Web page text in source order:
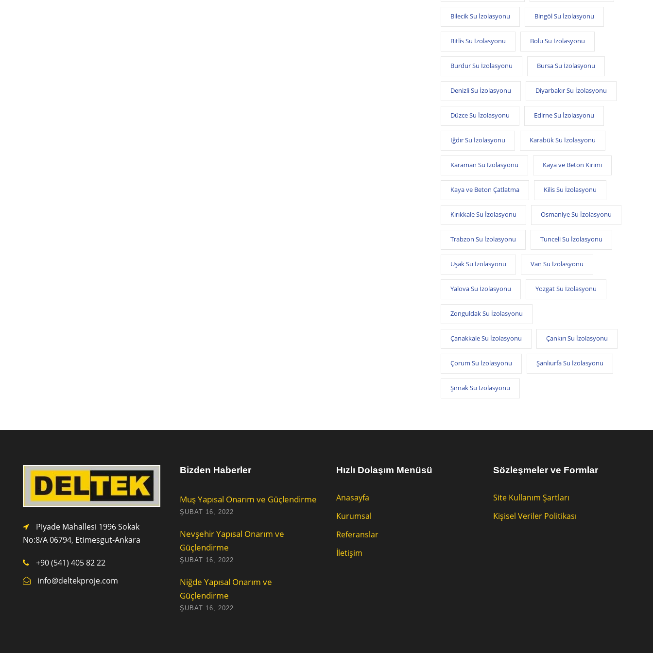
Bilecik Su İzolasyonu Bingöl Su İzolasyonu
Bitlis Su İzolasyonu Bolu Su İzolasyonu
Burdur Su İzolasyonu Bursa Su İzolasyonu
Denizli Su İzolasyonu Diyarbakır Su İzolasyonu
Düzce Su İzolasyonu Edirne Su İzolasyonu
Iğdır Su İzolasyonu Karabük Su İzolasyonu
Karaman Su İzolasyonu Kaya ve Beton Kırımı
Kaya ve Beton Çatlatma Kilis Su İzolasyonu
Kırıkkale Su İzolasyonu Osmaniye Su İzolasyonu
Trabzon Su İzolasyonu Tunceli Su İzolasyonu
Uşak Su İzolasyonu Van Su İzolasyonu
Yalova Su İzolasyonu Yozgat Su İzolasyonu
Zonguldak Su İzolasyonu
Çanakkale Su İzolasyonu Çankırı Su İzolasyonu
Çorum Su İzolasyonu Şanlıurfa Su İzolasyonu
Şırnak Su İzolasyonu
Piyade Mahallesi 1996 Sokak
No:8/A 06794, Etimesgut-Ankara
+90 (541) 405 82 22
info@deltekproje.com
Bizden Haberler
Muş Yapısal Onarım ve Güçlendirme
ŞUBAT 16, 2022
Nevşehir Yapısal Onarım ve
Güçlendirme
ŞUBAT 16, 2022
Niğde Yapısal Onarım ve
Güçlendirme
ŞUBAT 16, 2022
Hızlı Dolaşım Menüsü
Anasayfa
Kurumsal
Referanslar
İletişim
Sözleşmeler ve Formlar
Site Kullanım Şartları
Kişisel Veriler Politikası